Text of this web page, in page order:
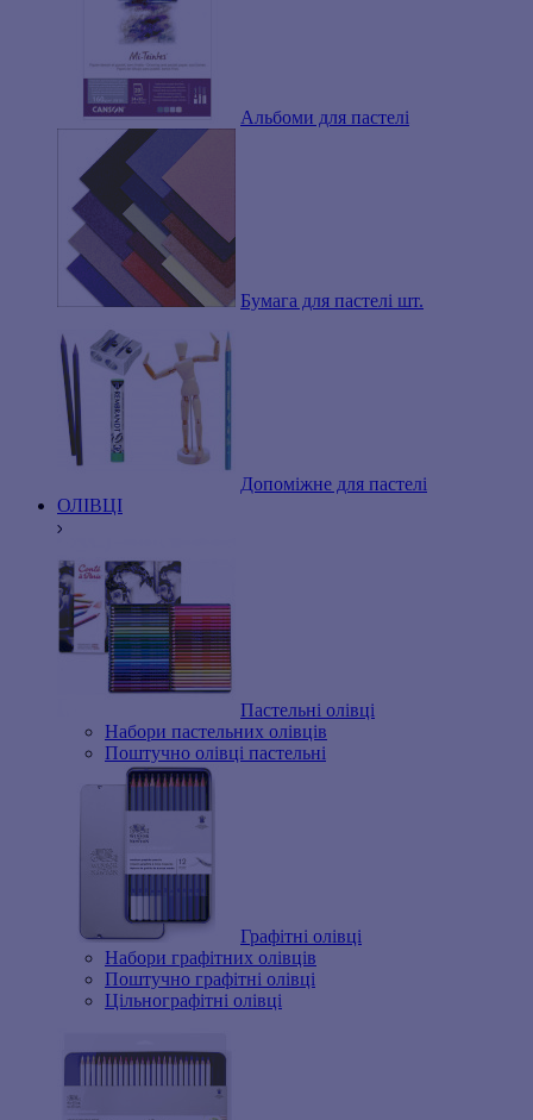
Альбоми для пастелі
Бумага для пастелі шт.
Допоміжне для пастелі
ОЛІВЦІ
Пастельні олівці
Набори пастельних олівців
Поштучно олівці пастельні
Графітні олівці
Набори графітних олівців
Поштучно графітні олівці
Цільнографітні олівці